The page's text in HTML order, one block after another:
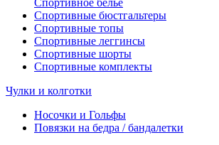
Спортивное белье
Спортивные бюстгальтеры
Спортивные топы
Спортивные леггинсы
Спортивные шорты
Спортивные комплекты
Чулки и колготки
Носочки и Гольфы
Повязки на бедра / бандалетки